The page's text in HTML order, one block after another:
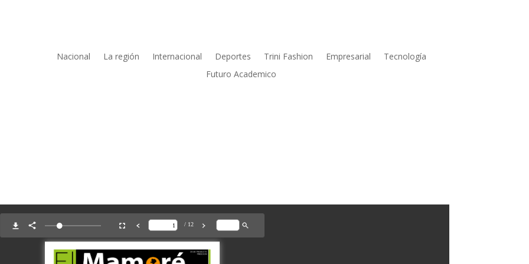
Nacional La región Internacional Deportes Trini Fashion Empresarial
Tecnología
Futuro Academico